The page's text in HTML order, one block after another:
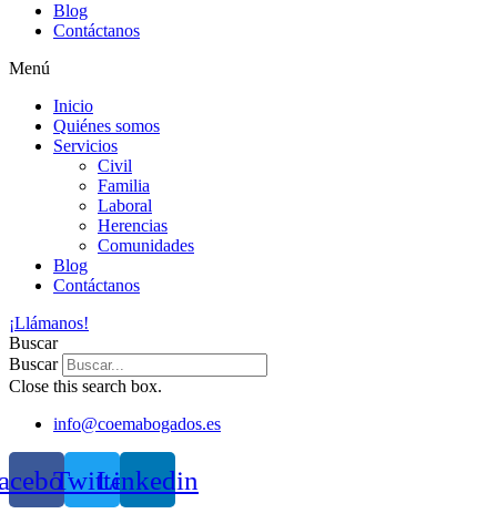
Blog
Contáctanos
Menú
Inicio
Quiénes somos
Servicios
Civil
Familia
Laboral
Herencias
Comunidades
Blog
Contáctanos
¡Llámanos!
Buscar
Buscar
Close this search box.
info@coemabogados.es
TwitterLinkedin